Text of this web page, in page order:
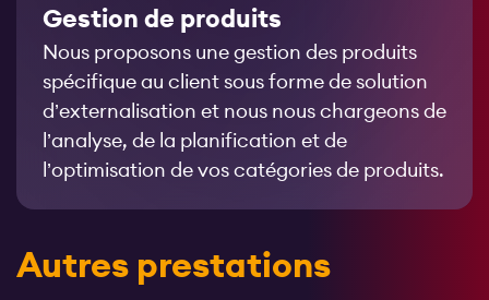
Gestion de produits
Nous proposons une gestion des produits
spécifique au client sous forme de solution
d’externalisation et nous nous chargeons de
l’analyse, de la planification et de
l’optimisation de vos catégories de produits.
Autres prestations